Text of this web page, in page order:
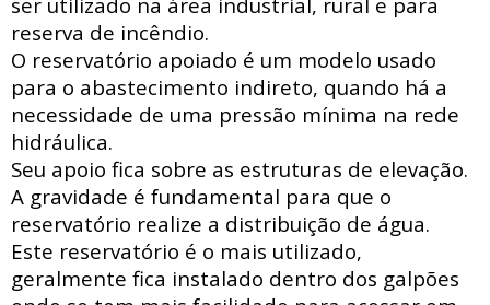
reserva de incêndio.
O reservatório apoiado é um modelo usado
para o abastecimento indireto, quando há a
necessidade de uma pressão mínima na rede
hidráulica.
Seu apoio fica sobre as estruturas de elevação.
A gravidade é fundamental para que o
reservatório realize a distribuição de água.
Este reservatório é o mais utilizado,
geralmente fica instalado dentro dos galpões